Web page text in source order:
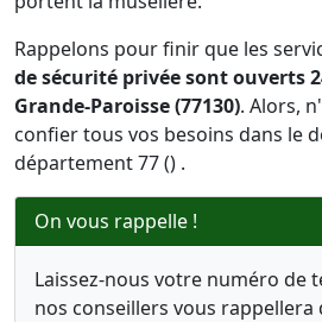
Rappelons pour finir que les
de sécurité privée sont ouverts
Grande-Paroisse (77130). Alors,
confier tous vos besoins dans le
département 77 () .
On vous rappelle !
Laissez-nous votre numéro de
nos conseillers vous rappellera